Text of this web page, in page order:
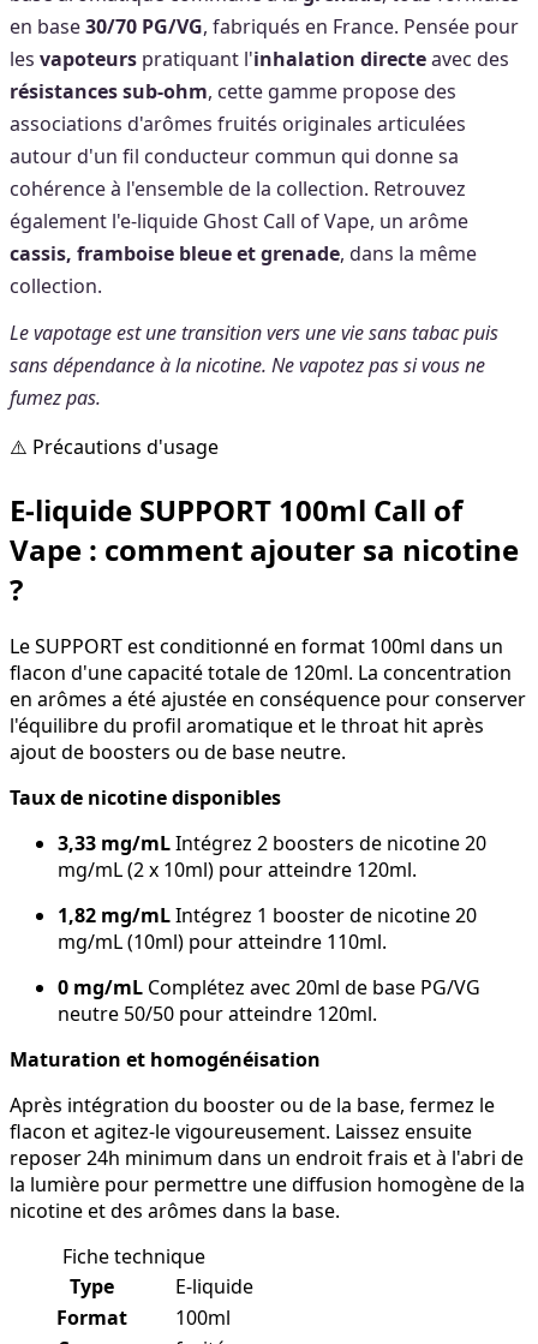
en base30/70 PG/VG, fabriqués en France. Pensée pour
les vapoteurs pratiquant l'inhalation directeavec des
résistances sub-ohm, cette gamme propose des
associations d'arômes fruités originales articulées
autour d'un fil conducteur commun qui donne sa
cohérence à l'ensemble de la collection. Retrouvez
également l'e-liquide Ghost Call of Vape, un arôme
cassis, framboise bleue et grenade, dans la même
collection.
Le vapotage est une transition vers une vie sans tabac puis
sans dépendance à la nicotine. Ne vapotez pas si vous ne
fumez pas.
⚠️ Précautions d'usage
E-liquide SUPPORT 100ml Call of
Vape : comment ajouter sa nicotine
?
Le SUPPORT est conditionné en format 100ml dans un
flacon d'une capacité totale de 120ml. La concentration
en arômes a été ajustée en conséquence pour conserver
l'équilibre du profil aromatique et le throat hit après
ajout de boosters ou de base neutre.
Taux de nicotine disponibles
3,33 mg/mLIntégrez 2 boosters de nicotine 20
mg/mL (2 x 10ml) pour atteindre 120ml.
1,82 mg/mLIntégrez 1 booster de nicotine 20
mg/mL (10ml) pour atteindre 110ml.
0 mg/mL Complétez avec 20ml de base PG/VG
neutre 50/50 pour atteindre 120ml.
Maturation et homogénéisation
Après intégration du booster ou de la base, fermez le
flacon et agitez-le vigoureusement. Laissez ensuite
reposer 24h minimum dans un endroit frais et à l'abri de
la lumière pour permettre une diffusion homogène de la
nicotine et des arômes dans la base.
Fiche technique
Type
E-liquide
Format
100ml